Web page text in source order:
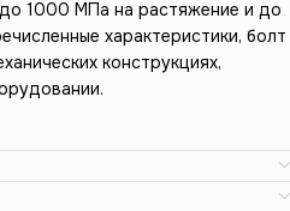
1000 МПа на растяжение и до
характеристики, болт
конструкциях,